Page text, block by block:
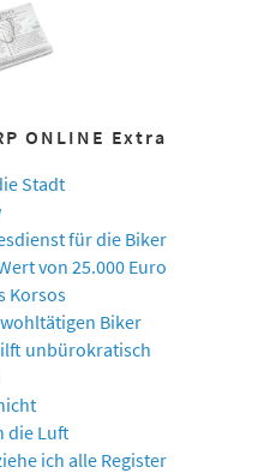
ONLINE Extra
Stadt
für die Biker
von 25.000 Euro
Korsos
Biker
unbürokratisch
die Luft
ich alle Register